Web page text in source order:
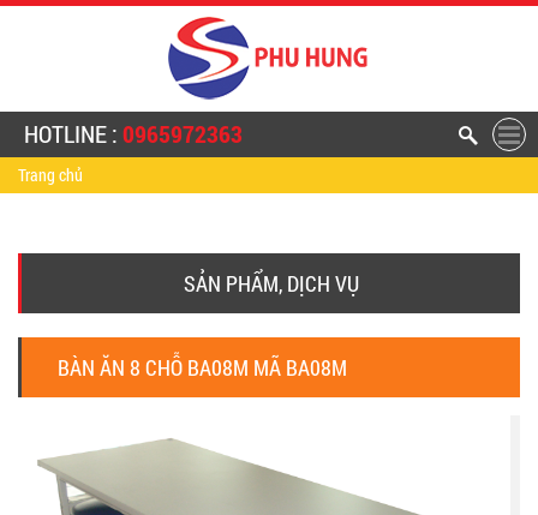
HOTLINE :0965972363
Trang chủ
SẢN PHẨM, DỊCH VỤ
BÀN ĂN 8 CHỖ BA08M MÃ BA08M